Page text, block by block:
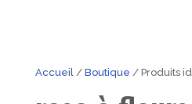
Accueil/ Boutique / Produits